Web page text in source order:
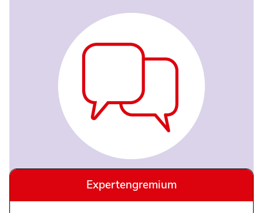
Expertengremium